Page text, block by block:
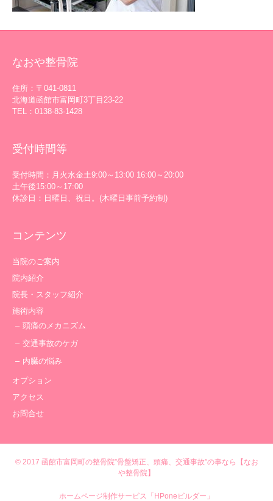
なおや整骨院
住所：〒041-0811
北海道函館市富岡町3丁目23-22
TEL：0138-83-1428
受付時間等
受付時間：月火水金土9:00～13:00 16:00～20:00
土午後15:00～17:00
休診日：日曜日、祝日。(木曜日事前予約制)
コンテンツ
当院のご案内
院内紹介
院長・スタッフ紹介
施術内容
頭痛のメカニズム
交通事故のケガ
内臓の悩み
オプション
アクセス
お問合せ
© 2017 函館市富岡町の整骨院”骨盤矯正、頭痛、交通事故”の事なら【なお
や整骨院】
ホームページ制作サービス「HPoneビルダー」